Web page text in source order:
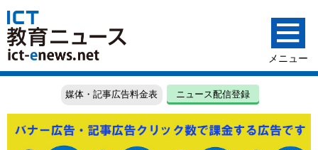
媒体・記事広告料金表 ニュース配信登録